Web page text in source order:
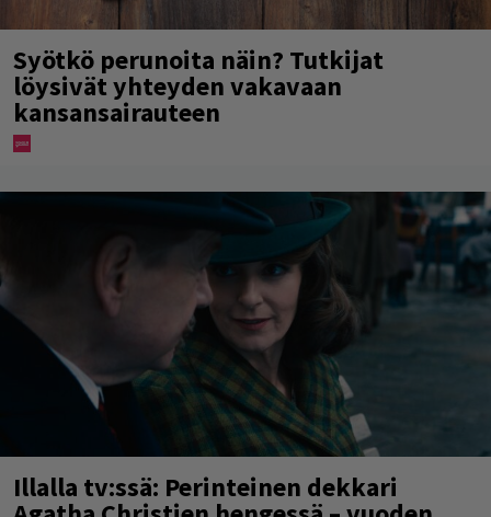
Syötkö perunoita näin? Tutkijat
löysivät yhteyden vakavaan
kansansairauteen
Illalla tv:ssä: Perinteinen dekkari